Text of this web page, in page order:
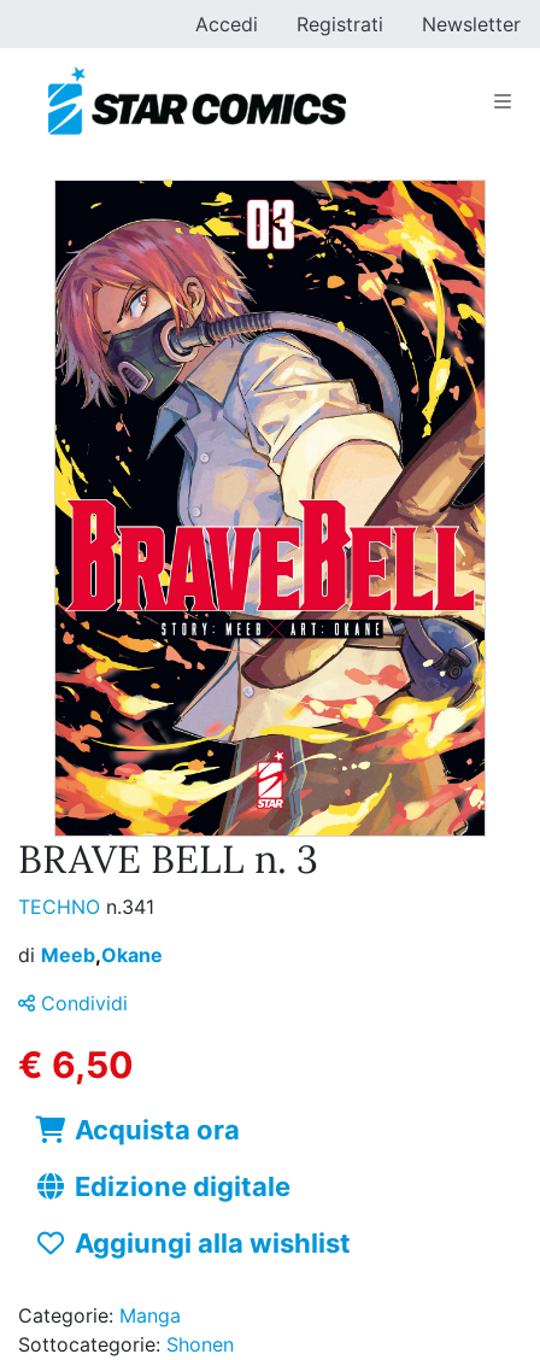
Accedi Registrati Newsletter
BRAVE BELL n. 3
TECHNO n.341
di Meeb,Okane
Condividi
€ 6,50
Acquista ora
Edizione digitale
Aggiungi alla wishlist
Categorie: Manga
Sottocategorie: Shonen